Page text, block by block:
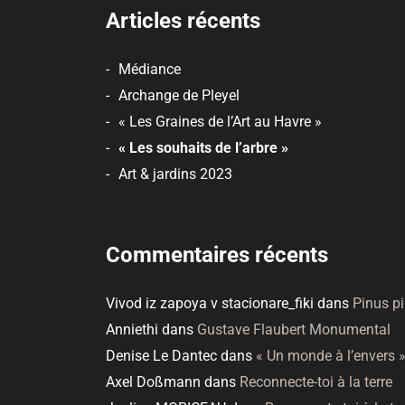
Articles récents
Médiance
Archange de Pleyel
« Les Graines de l’Art au Havre »
« Les souhaits de l’arbre »
Art & jardins 2023
Commentaires récents
Vivod iz zapoya v stacionare_fiki dans Pinus
Anniethi dans Gustave Flaubert Monumental
Denise Le Dantec dans « Un monde à l’envers »
Axel Doßmann dans Reconnecte-toi à la terre